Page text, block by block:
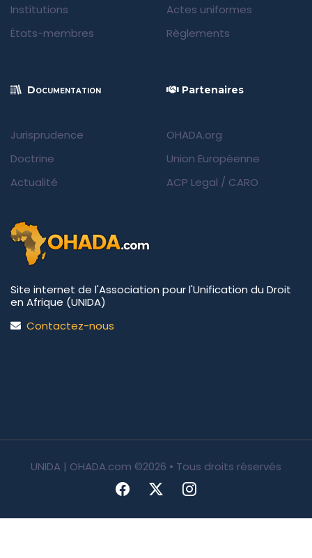
Institutions
États-membres
Actes uniformes
Règlements
Documentation
Jurisprudence
Doctrine
Actualité
Partenaires
OHADA.org
Union Européenne
ACP Legal / CARO
Site internet de l'Association pour l'Unification du Droit
en Afrique (UNIDA)
Contactez-nous
UNIDA | OHADA.com ©2026 • Tous droits réservés